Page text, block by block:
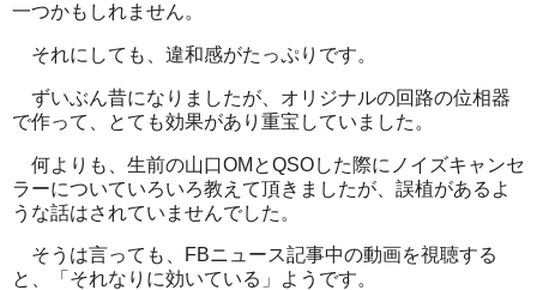
一つかもしれません。
それにしても、違和感がたっぷりです。
ずいぶん昔になりましたが、オリジナルの回路の位相器
で作って、とても効果があり重宝していました。
何よりも、生前の山口OMとQSOした際にノイズキャンセ
ラーについていろいろ教えて頂きましたが、誤植があるよ
うな話はされていませんでした。
そうは言っても、FBニュース記事中の動画を視聴する
と、「それなりに効いている」ようです。